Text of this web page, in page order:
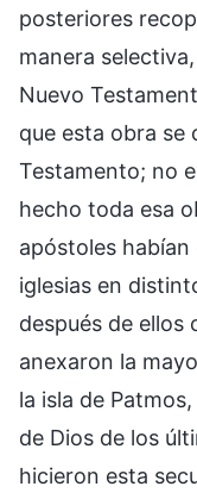
posteriores
manera
Nuevo
que esta obra se
Testamento; no
hecho toda esa
apóstoles
iglesias en
después de ellos
anexaron la
la isla de
de Dios de los
hicieron esta